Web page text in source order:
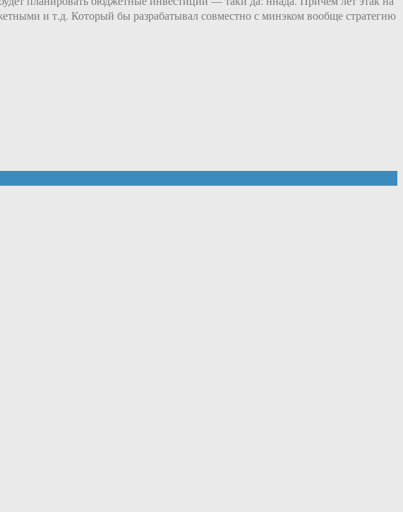
и т.д. Который бы разрабатывал совместно с минэком вообще стратегию